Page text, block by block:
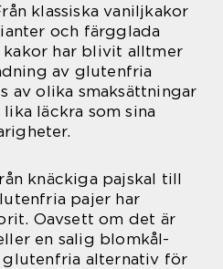
klassiska vaniljkakor
och färgglada
har blivit alltmer
av glutenfria
av olika smaksättningar
läckra som sina
knäckiga pajskal till
pajer har
Oavsett om det är
en salig blomkål-
alternativ för